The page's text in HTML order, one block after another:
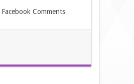
Facebook Comments